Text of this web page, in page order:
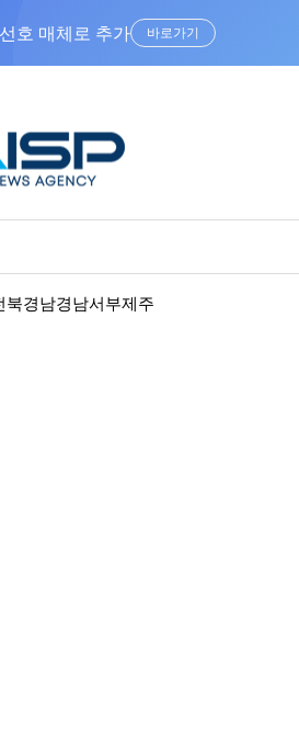
호 매체로 추가 바로가기
북경남경남서부제주